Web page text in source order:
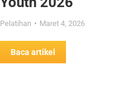
Pelatihan Maret 4, 2026
Baca artikel